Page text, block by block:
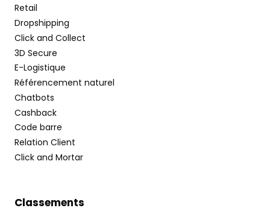
Retail
Dropshipping
Click and Collect
3D Secure
E-Logistique
Référencement naturel
Chatbots
Cashback
Code barre
Relation Client
Click and Mortar
Classements